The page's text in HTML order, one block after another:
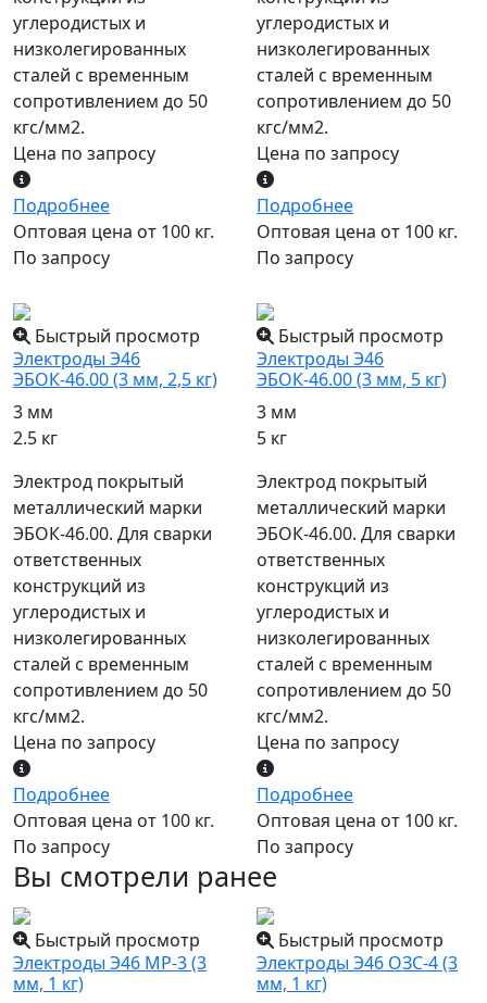
углеродистых и
низколегированных
сталей с временным
сопротивлением до 50
кгс/мм2.
Цена по запросу
Подробнее
Оптовая цена от 100 кг.
По запросу
углеродистых и
низколегированных
сталей с временным
сопротивлением до 50
кгс/мм2.
Цена по запросу
Подробнее
Оптовая цена от 100 кг.
По запросу
Быстрый просмотр
Электроды Э46
ЭБОК-46.00 (3 мм, 2,5 кг)
3 мм
2.5 кг
Электрод покрытый
металлический марки
ЭБОК-46.00. Для сварки
ответственных
конструкций из
углеродистых и
низколегированных
сталей с временным
сопротивлением до 50
кгс/мм2.
Цена по запросу
Подробнее
Оптовая цена от 100 кг.
По запросу
Быстрый просмотр
Электроды Э46
ЭБОК-46.00 (3 мм, 5 кг)
3 мм
5 кг
Электрод покрытый
металлический марки
ЭБОК-46.00. Для сварки
ответственных
конструкций из
углеродистых и
низколегированных
сталей с временным
сопротивлением до 50
кгс/мм2.
Цена по запросу
Подробнее
Оптовая цена от 100 кг.
По запросу
Вы смотрели ранее
Быстрый просмотр
Электроды Э46 МР-3 (3
мм, 1 кг)
Быстрый просмотр
Электроды Э46 ОЗС-4 (3
мм, 1 кг)